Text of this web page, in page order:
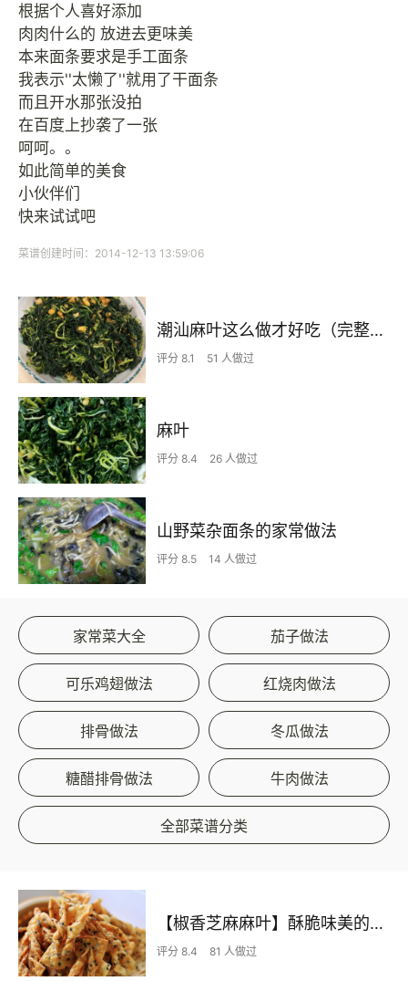
根据个人喜好添加
肉肉什么的 放进去更味美
本来面条要求是手工面条
我表示''太懒了''就用了干面条
而且开水那张没拍
在百度上抄袭了一张
呵呵。。
如此简单的美食
小伙伴们
快来试试吧
菜谱创建时间：2014-12-13 13:59:06
潮汕麻叶这么做才好吃（完整视频版）
评分 8.1 51 人做过
麻叶
评分 8.4 26 人做过
山野菜杂面条的家常做法
评分 8.5 14 人做过
家常菜大全 茄子做法
可乐鸡翅做法 红烧肉做法
排骨做法 冬瓜做法
糖醋排骨做法 牛肉做法
全部菜谱分类
【椒香芝麻麻叶】酥脆味美的网红小零食
评分 8.4 81 人做过